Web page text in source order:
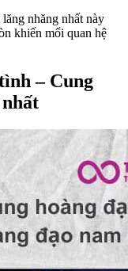
nhăng nhất này
khiến mối quan hệ
– Cung